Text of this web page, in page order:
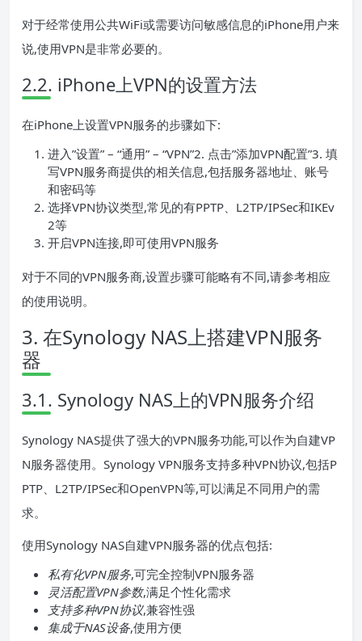
对于经常使用公共WiFi或需要访问敏感信息的iPhone用户来
说,使用VPN是非常必要的。
2.2. iPhone上VPN的设置方法
在iPhone上设置VPN服务的步骤如下:
进入”设置” – “通用” – “VPN”2. 点击”添加VPN配置”3. 填
写VPN服务商提供的相关信息,包括服务器地址、账号
和密码等
选择VPN协议类型,常见的有PPTP、L2TP/IPSec和IKEv
2等
开启VPN连接,即可使用VPN服务
对于不同的VPN服务商,设置步骤可能略有不同,请参考相应
的使用说明。
3. 在Synology NAS上搭建VPN服务
器
3.1. Synology NAS上的VPN服务介绍
Synology NAS提供了强大的VPN服务功能,可以作为自建VP
N服务器使用。Synology VPN服务支持多种VPN协议,包括P
PTP、L2TP/IPSec和OpenVPN等,可以满足不同用户的需
求。
使用Synology NAS自建VPN服务器的优点包括:
私有化VPN服务,可完全控制VPN服务器
灵活配置VPN参数,满足个性化需求
支持多种VPN协议,兼容性强
集成于NAS设备,使用方便